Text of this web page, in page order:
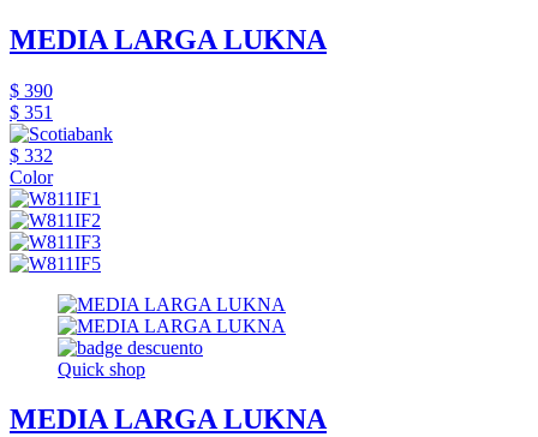
MEDIA LARGA LUKNA
$ 390
$ 351
$ 332
Color
Quick shop
MEDIA LARGA LUKNA